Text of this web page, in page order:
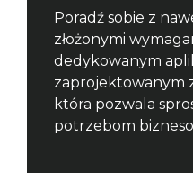
Poradź sobie z
złożonymi
dedykowanym
zaprojektowanym
która pozwala
potrzebom